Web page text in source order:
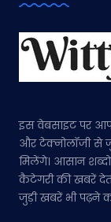
इस वेबसाइट पर
और टेक्नोलॉजी से
मिलेंगे। आसान
कैटेगरी की खबरें
जुड़ी खबरें भी पढ़ने